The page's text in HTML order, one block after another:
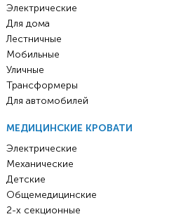
Электрические
Для дома
Лестничные
Мобильные
Уличные
Трансформеры
Для автомобилей
МЕДИЦИНСКИЕ КРОВАТИ
Электрические
Механические
Детские
Общемедицинские
2-х секционные